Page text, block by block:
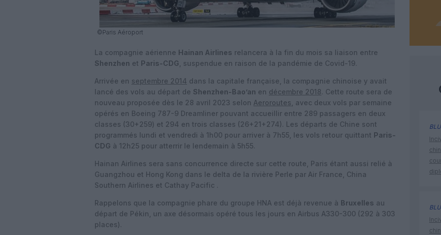
©Paris Aéroport
La compagnie aérienne Hainan Airlines relancera à la fin du mois sa liaison entre
Shenzhen et Paris-CDG , suspendue en raison de la pandémie de Covid-19.
Arrivée en septembre 2014 dans la capitale française, la compagnie chinoise y avait
lancé des vols au départ de Shenzhen-Bao’an en décembre 2018. Cette route sera de
nouveau proposée dès le 28 avril 2023 selon Aeroroutes , avec deux vols par semaine
opérés en Boeing 787-9 Dreamliner pouvant accueillir entre 289 passagers en deux
classes (30+259) et 294 en trois classes (26+21+274). Les départs de Chine sont
programmés lundi et vendredi à 1h00 pour arriver à 7h55, les vols retour quittant Paris-
CDG à 12h25 pour atterrir le lendemain à 5h55.
Hainan Airlines sera sans concurrence directe sur cette route, Paris étant aussi relié à
Guangzhou et Hong Kong dans le delta de la rivière Perle par Air France, China
Southern Airlines et Cathay Pacific .
Rappelons que la compagnie phare du groupe HNA est déjà revenue à Bruxelles au
départ de Pékin, un axe désormais opéré tous les jours en Airbus A330-300 (292 à 303
places).